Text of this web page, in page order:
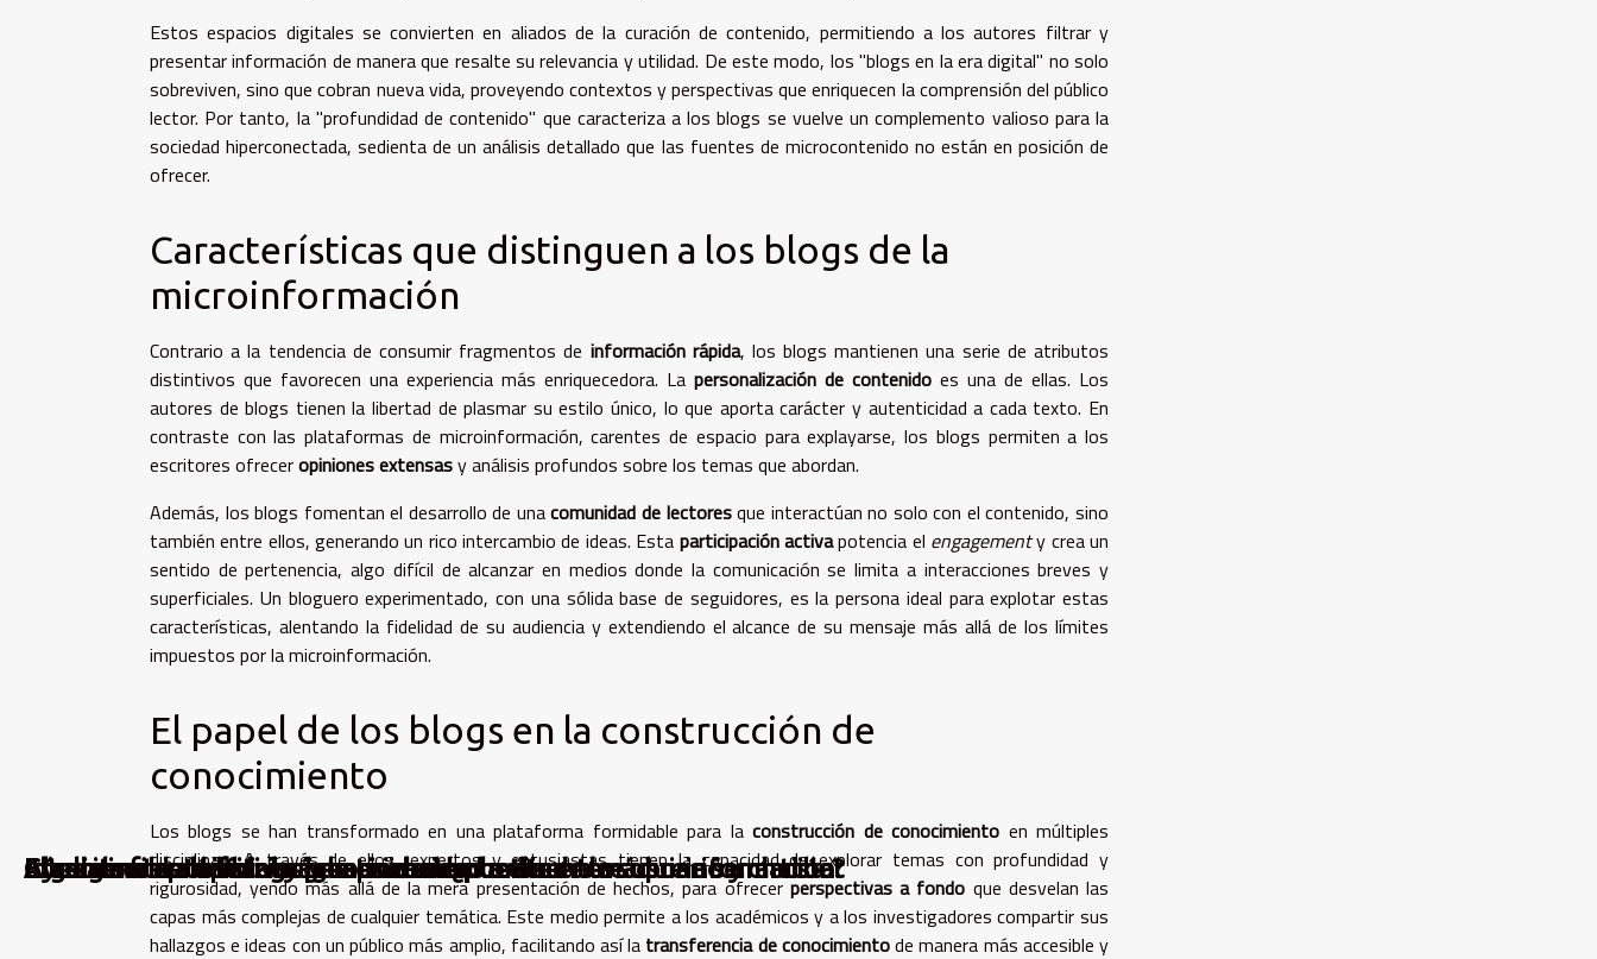
Estos espacios digitales se convierten en aliados de la curación de contenido, permitiendo a los autores filtrar y
presentar información de manera que resalte su relevancia y utilidad. De este modo, los "blogs en la era digital" no solo
sobreviven, sino que cobran nueva vida, proveyendo contextos y perspectivas que enriquecen la comprensión del público
lector. Por tanto, la "profundidad de contenido" que caracteriza a los blogs se vuelve un complemento valioso para la
sociedad hiperconectada, sedienta de un análisis detallado que las fuentes de microcontenido no están en posición de
ofrecer.
Características que distinguen a los blogs de la
microinformación
Contrario a la tendencia de consumir fragmentos de información rápida, los blogs mantienen una serie de atributos
distintivos que favorecen una experiencia más enriquecedora. La personalización de contenido es una de ellas. Los
autores de blogs tienen la libertad de plasmar su estilo único, lo que aporta carácter y autenticidad a cada texto. En
contraste con las plataformas de microinformación, carentes de espacio para explayarse, los blogs permiten a los
escritores ofreceropiniones extensasy análisis profundos sobre los temas que abordan.
Además, los blogs fomentan el desarrollo de unacomunidad de lectoresque interactúan no solo con el contenido, sino
también entre ellos, generando un rico intercambio de ideas. Esta participación activapotencia el engagementy crea un
sentido de pertenencia, algo difícil de alcanzar en medios donde la comunicación se limita a interacciones breves y
superficiales. Un bloguero experimentado, con una sólida base de seguidores, es la persona ideal para explotar estas
características, alentando la fidelidad de su audiencia y extendiendo el alcance de su mensaje más allá de los límites
impuestos por la microinformación.
El papel de los blogs en la construcción de
conocimiento
Los blogs se han transformado en una plataforma formidable para laconstrucción de conocimiento en múltiples
disciplinas. A través de ellos, expertos y entusiastas tienen la capacidad de explorar temas con profundidad y
rigurosidad, yendo más allá de la mera presentación de hechos, para ofrecerperspectivas a fondo que desvelan las
capas más complejas de cualquier temática. Este medio permite a los académicos y a los investigadores compartir sus
hallazgos e ideas con un público más amplio, facilitando así la transferencia de conocimientode manera más accesible y
Ayuda instantánea: imágenes como puente entre usuario y chatbot
Algoritmos predictivos y la privacidad online
Cómo la fibra óptica submarina une continentes
El renacer de los blogs personales en la era de la sobreinformación
Inteligencia artificial y creatividad: ¿puede una máquina ser artista?